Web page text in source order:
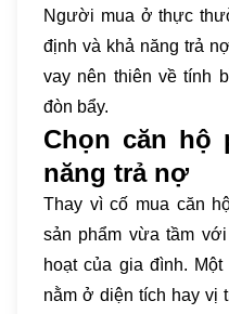
Người mua ở thực
định và khả năng trả
vay nên thiên về tính
đòn bẩy.
Chọn căn hộ
năng trả nợ
Thay vì cố mua căn
sản phẩm vừa tầm
hoạt của gia đình.
nằm ở diện tích hay vị